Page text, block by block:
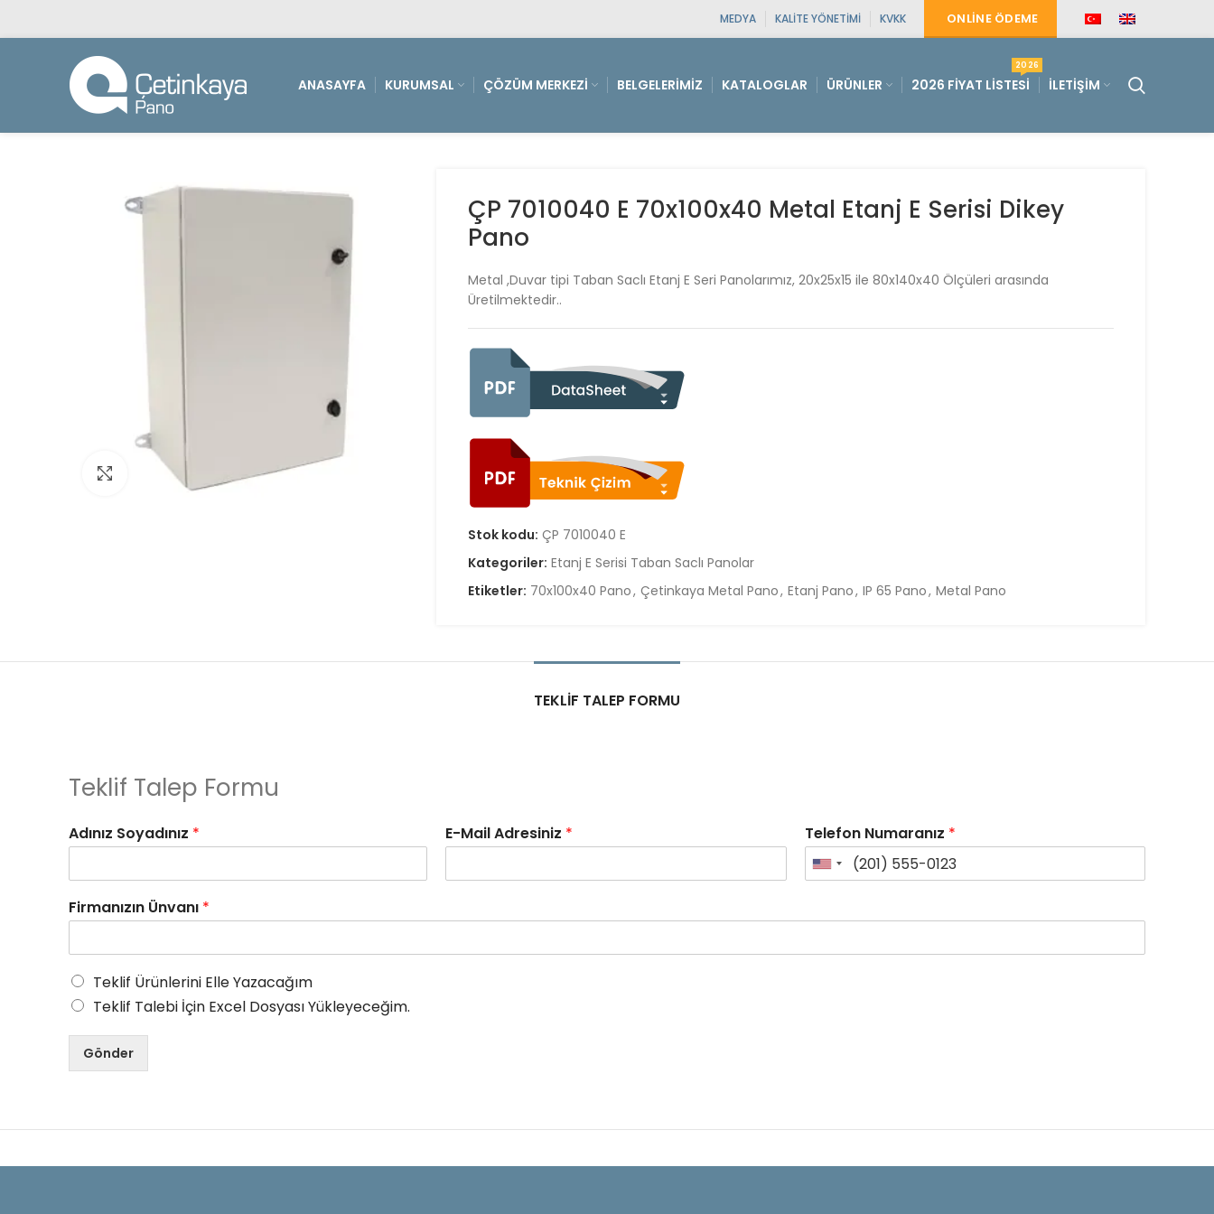
MEDYA KALITE YÖNETIMI KVKK ONLINE ÖDEME
ANASAYFA KURUMSAL ÇÖZÜM MERKEZI BELGELERIMIZ KATALOGLAR ÜRÜNLER 2026 FIYAT LISTESI
2026
İLETIŞIM
Click to enlarge
ÇP 7010040 E 70x100x40 Metal Etanj E Serisi Dikey
Pano
Metal ,Duvar tipi Taban Saclı Etanj E Seri Panolarımız, 20x25x15 ile 80x140x40 Ölçüleri arasında
Üretilmektedir..
Stok kodu: ÇP 7010040 E
Kategoriler: Etanj E Serisi Taban Saclı Panolar
Etiketler: 70x100x40 Pano, Çetinkaya Metal Pano, Etanj Pano, IP 65 Pano, Metal Pano
TEKLIF TALEP FORMU
Teklif Talep Formu
Adınız Soyadınız * E-Mail Adresiniz * Telefon Numaranız *
Firmanızın Ünvanı *
Teklif Ürünlerini Elle Yazacağım
Teklif Talebi İçin Excel Dosyası Yükleyeceğim.
Gönder